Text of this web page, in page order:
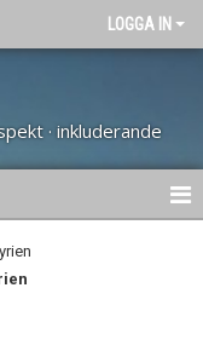
LOGGA IN
· inkluderande